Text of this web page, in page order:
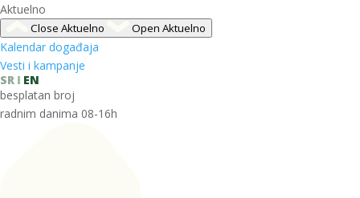
Aktuelno
Close Aktuelno Open Aktuelno
Kalendar događaja
Vesti i kampanje
SR
EN
besplatan broj
radnim danima 08-16h